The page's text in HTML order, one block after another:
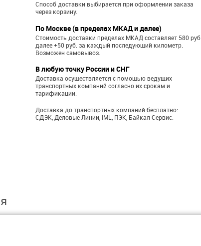
Способ доставки выбирается при оформлении заказа
через корзину.
По Москве (в пределах МКАД и далее)
Стоимость доставки пределах МКАД составляет 580 руб.,
далее +50 руб. за каждый последующий километр.
Возможен самовывоз.
В любую точку России и СНГ
Доставка осуществляется с помощью ведущих
транспортных компаний согласно их срокам и
тарификации.
Доставка до транспортных компаний бесплатно:
СДЭК, Деловые Линии, IML, ПЭК, Байкал Сервис.